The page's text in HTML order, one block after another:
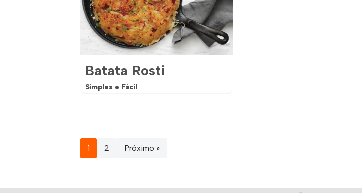
Batata Rosti
Simples e Fácil
1 2 Próximo »